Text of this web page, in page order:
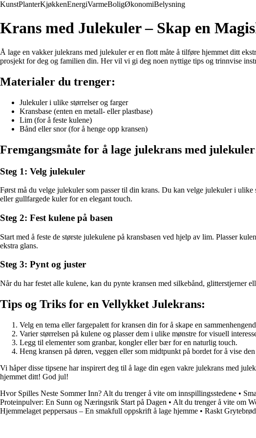
KunstPlanterKjøkkenEnergiVarmeBoligØkonomiBelysning
Krans med Julekuler – Skap en
Å lage en vakker julekrans med julekuler er en flott måte å tilføre hjemmet ditt
prosjekt for deg og familien din. Her vil vi gi deg noen nyttige tips og trinnvise
Materialer du trenger:
Julekuler i ulike størrelser og farger
Kransbase (enten en metall- eller plastbase)
Lim (for å feste kulene)
Bånd eller snor (for å henge opp kransen)
Fremgangsmåte for å lage julekrans med
Steg 1: Velg julekuler
Først må du velge julekuler som passer til din krans. Du kan velge julekuler i
eller gullfargede kuler for en elegant touch.
Steg 2: Fest kulene på basen
Start med å feste de største julekulene på kransbasen ved hjelp av lim. Plasser
ekstra glans.
Steg 3: Pynt og juster
Når du har festet alle kulene, kan du pynte kransen med silkebånd, glitterstjerner
Tips og Triks for en Vellykket Julekrans:
Velg en tema eller fargepalett for kransen din for å skape en
Varier størrelsen på kulene og plasser dem i ulike mønstre for visuell
Legg til elementer som granbar, kongler eller bær for en naturlig touch.
Heng kransen på døren, veggen eller som midtpunkt på bordet for å vise
Vi håper disse tipsene har inspirert deg til å lage din egen vakre julekrans med
hjemmet ditt! God jul!
Hvor Spilles Neste Sommer Inn? Alt du trenger å vite om innspillingsstedene •
Proteinpulver: En Sunn og Næringsrik Start på Dagen • Alt du trenger å vite om
Hjemmelaget peppersaus – En smakfull oppskrift å lage hjemme • Raskt